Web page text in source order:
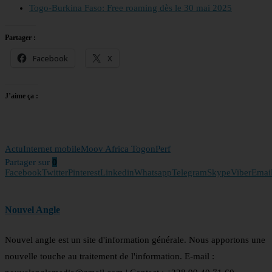
Togo-Burkina Faso: Free roaming dès le 30 mai 2025
Partager :
Facebook X
J’aime ça :
ActuInternet mobileMoov Africa TogonPerf
Partager sur 0
FacebookTwitterPinterestLinkedinWhatsappTelegramSkypeViber
Nouvel Angle
Nouvel angle est un site d'information générale. Nous apportons une
nouvelle touche au traitement de l'information. E-mail :